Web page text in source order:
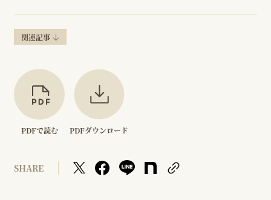
関連記事
PDFで読む PDFダウンロード
SHARE